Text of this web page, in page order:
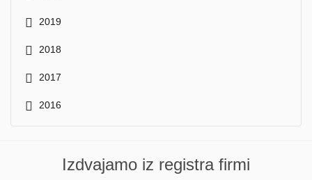
2019
2018
2017
2016
Izdvajamo iz registra firmi